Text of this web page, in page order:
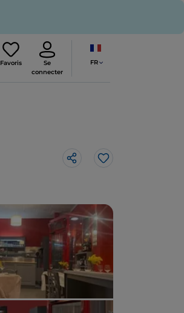
Favoris
Se
connecter
FR
J’aime